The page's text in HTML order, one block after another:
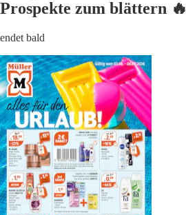
Prospekte zum blättern 🔥
endet bald